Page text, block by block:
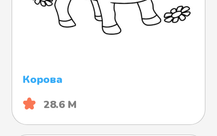
Корова
28.6 М